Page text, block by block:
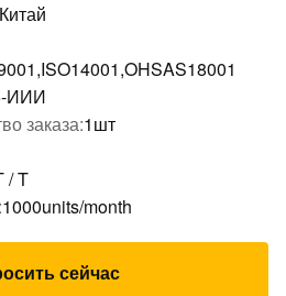
Китай
ИИИ
заказа:1шт
/ T
1000units/month
сейчас